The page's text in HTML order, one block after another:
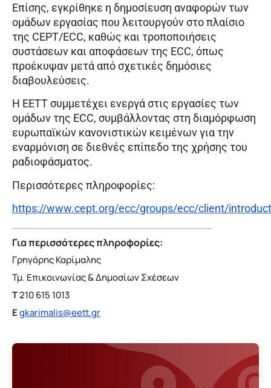
Επίσης, εγκρίθηκε η δημοσίευση αναφορών των
ομάδων εργασίας που λειτουργούν στο πλαίσιο
της CEPT/ECC, καθώς και τροποποιήσεις
συστάσεων και αποφάσεων της ECC, όπως
προέκυψαν μετά από σχετικές δημόσιες
διαβουλεύσεις.
Η ΕΕΤΤ συμμετέχει ενεργά στις εργασίες των
ομάδων της ECC, συμβάλλοντας στη διαμόρφωση
ευρωπαϊκών κανονιστικών κειμένων για την
εναρμόνιση σε διεθνές επίπεδο της χρήσης του
ραδιοφάσματος.
Περισσότερες πληροφορίες:
https://www.cept.org/ecc/groups/ecc/client/
Για περισσότερες πληροφορίες:
Γρηγόρης Καρίμαλης
Τμ. Επικοινωνίας & Δημοσίων Σχέσεων
T210 615 1013
Egkarimalis@eett.gr